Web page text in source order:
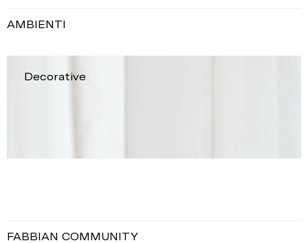
AMBIENTI
Decorative
FABBIAN COMMUNITY